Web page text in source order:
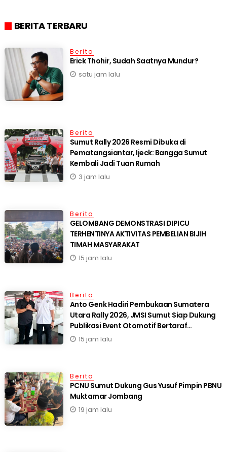
BERITA TERBARU
Berita
Erick Thohir, Sudah Saatnya Mundur?
satu jam lalu
Berita
Sumut Rally 2026 Resmi Dibuka di
Pematangsiantar, Ijeck: Bangga Sumut
Kembali Jadi Tuan Rumah
3 jam lalu
Berita
GELOMBANG DEMONSTRASI DIPICU
TERHENTINYA AKTIVITAS PEMBELIAN BIJIH
TIMAH MASYARAKAT
15 jam lalu
Berita
Anto Genk Hadiri Pembukaan Sumatera
Utara Rally 2026, JMSI Sumut Siap Dukung
Publikasi Event Otomotif Bertaraf
Internasional*
15 jam lalu
Berita
PCNU Sumut Dukung Gus Yusuf Pimpin PBNU
Muktamar Jombang
19 jam lalu